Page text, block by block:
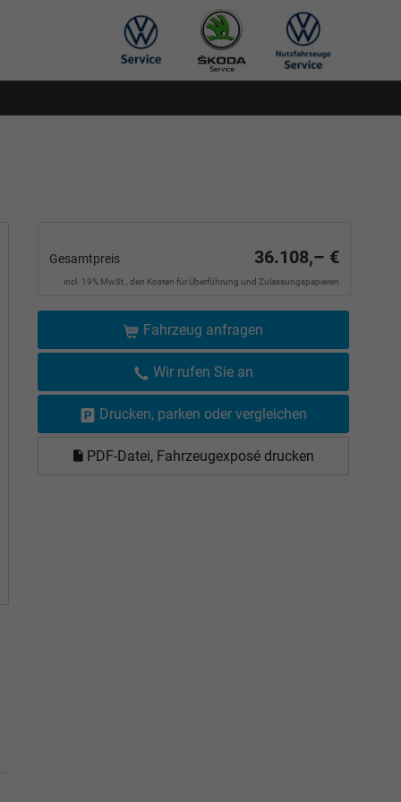
Gesamtpreis 36.108,– €
incl. 19% MwSt., den Kosten für Überführung und Zulassungspapieren
Fahrzeug anfragen
Wir rufen Sie an
Drucken, parken oder vergleichen
PDF-Datei, Fahrzeugexposé drucken